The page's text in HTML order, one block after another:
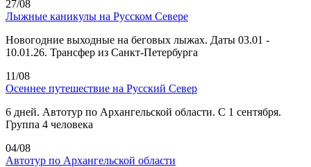
27/08
Лыжные каникулы на Русском Севере
Новогодние выходные на беговых лыжах. Даты 03.01 -
10.01.26. Трансфер из Санкт-Петербурга
11/08
Осеннее путешествие на Русский Север
6 дней. Автотур по Архангельской области. С 1 сентября.
Группа 4 человека
04/08
Автотур по Архангельской области